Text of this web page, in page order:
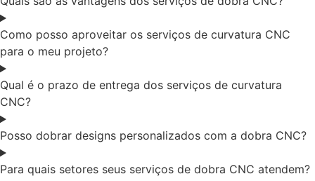
Como posso aproveitar os serviços de curvatura CNC
para o meu projeto?
Qual é o prazo de entrega dos serviços de curvatura
CNC?
Posso dobrar designs personalizados com a dobra CNC?
Para quais setores seus serviços de dobra CNC atendem?